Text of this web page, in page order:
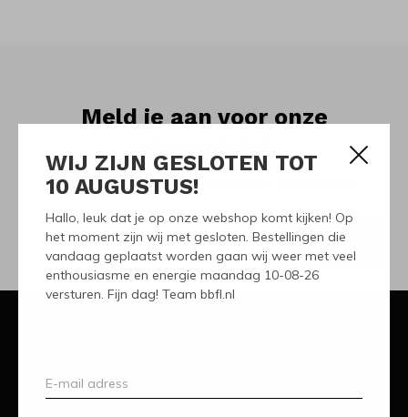
WIJ ZIJN GESLOTEN TOT
10 AUGUSTUS!
Hallo, leuk dat je op onze webshop komt kijken! Op
het moment zijn wij met gesloten. Bestellingen die
vandaag geplaatst worden gaan wij weer met veel
enthousiasme en energie maandag 10-08-26
versturen. Fijn dag! Team bbfl.nl
Meld je aan voor onze
Ontvang de nieuwste aanbiedingen en promoties
ABONNEER
Categorieën